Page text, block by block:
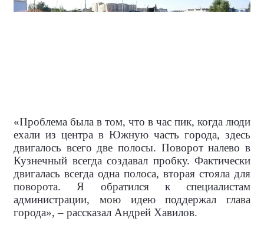
«Проблема была в том, что в час пик, когда люди
ехали из центра в Южную часть города, здесь
двигалось всего две полосы. Поворот налево в
Кузнечный всегда создавал пробку. Фактически
двигалась всегда одна полоса, вторая стояла для
поворота. Я обратился к специалистам
администрации, мою идею поддержал глава
города», – рассказал Андрей Хавилов.